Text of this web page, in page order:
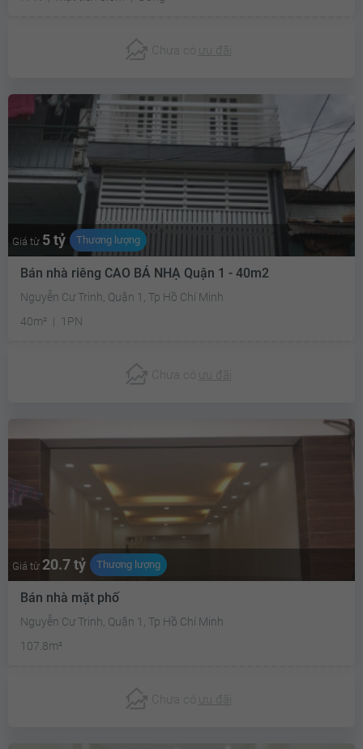
Chưa có ưu đãi
Giá từ 5 tỷ Thương lượng
Bán nhà riêng CAO BÁ NHẠ Quận 1 - 40m2
Nguyễn Cư Trinh, Quận 1, Tp Hồ Chí Minh
40m²
1PN
Chưa có ưu đãi
Giá từ 20.7 tỷ Thương lượng
Bán nhà mặt phố
Nguyễn Cư Trinh, Quận 1, Tp Hồ Chí Minh
107.8m²
Chưa có ưu đãi